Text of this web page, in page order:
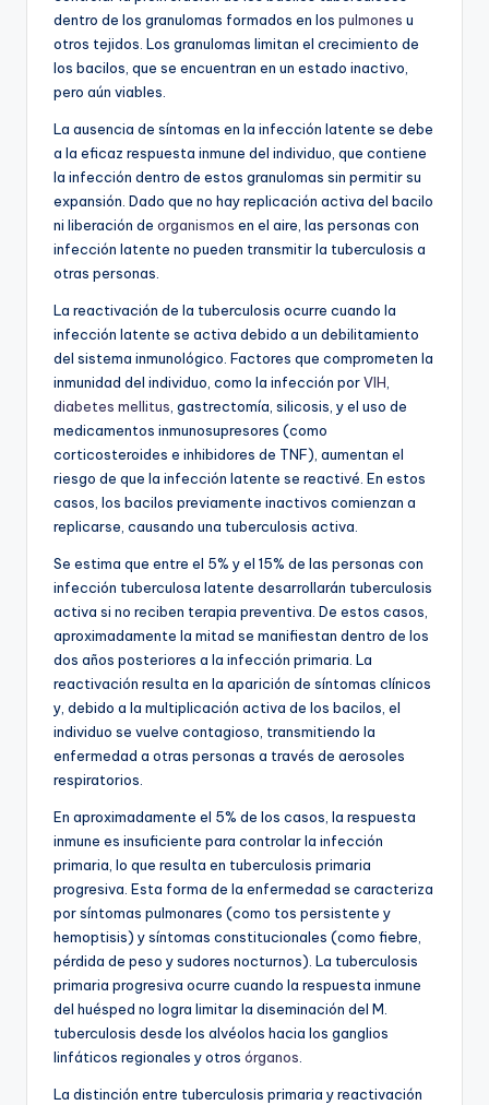
dentro de los granulomas formados en los pulmones u
otros tejidos. Los granulomas limitan el crecimiento de
los bacilos, que se encuentran en un estado inactivo,
pero aún viables.
La ausencia de síntomas en la infección latente se debe
a la eficaz respuesta inmune del individuo, que contiene
la infección dentro de estos granulomas sin permitir su
expansión. Dado que no hay replicación activa del bacilo
ni liberación de organismos en el aire, las personas con
infección latente no pueden transmitir la tuberculosis a
otras personas.
La reactivación de la tuberculosis ocurre cuando la
infección latente se activa debido a un debilitamiento
del sistema inmunológico. Factores que comprometen la
inmunidad del individuo, como la infección porVIH,
diabetes mellitus, gastrectomía, silicosis, y el uso de
medicamentos inmunosupresores (como
corticosteroides e inhibidores de TNF), aumentan el
riesgo de que la infección latente se reactivé. En estos
casos, los bacilos previamente inactivos comienzan a
replicarse, causando una tuberculosis activa.
Se estima que entre el 5% y el 15% de las personas con
infección tuberculosa latente desarrollarán tuberculosis
activa si no reciben terapia preventiva. De estos casos,
aproximadamente la mitad se manifiestan dentro de los
dos años posteriores a la infección primaria. La
reactivación resulta en la aparición de síntomas clínicos
y, debido a la multiplicación activa de los bacilos, el
individuo se vuelve contagioso, transmitiendo la
enfermedad a otras personas a través de aerosoles
respiratorios.
En aproximadamente el 5% de los casos, la respuesta
inmune es insuficiente para controlar la infección
primaria, lo que resulta en tuberculosis primaria
progresiva. Esta forma de la enfermedad se caracteriza
por síntomas pulmonares (como tos persistente y
hemoptisis) y síntomas constitucionales (como fiebre,
pérdida de peso y sudores nocturnos). La tuberculosis
primaria progresiva ocurre cuando la respuesta inmune
del huésped no logra limitar la diseminación del M.
tuberculosis desde los alvéolos hacia los ganglios
linfáticos regionales y otros órganos.
La distinción entre tuberculosis primaria y reactivación